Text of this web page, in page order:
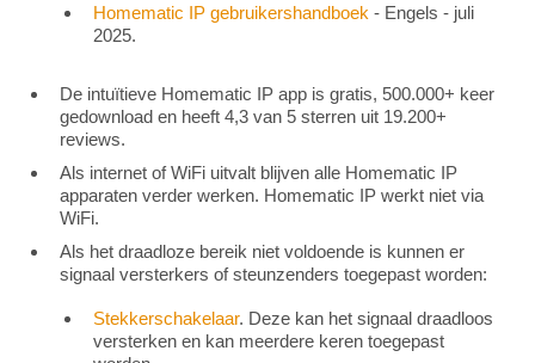
Homematic IP gebruikershandboek - Engels - juli
2025.
De intuïtieve Homematic IP app is gratis, 500.000+ keer
gedownload en heeft 4,3 van 5 sterren uit 19.200+
reviews.
Als internet of WiFi uitvalt blijven alle Homematic IP
apparaten verder werken. Homematic IP werkt niet via
WiFi.
Als het draadloze bereik niet voldoende is kunnen er
signaal versterkers of steunzenders toegepast worden:
Stekkerschakelaar. Deze kan het signaal draadloos
versterken en kan meerdere keren toegepast